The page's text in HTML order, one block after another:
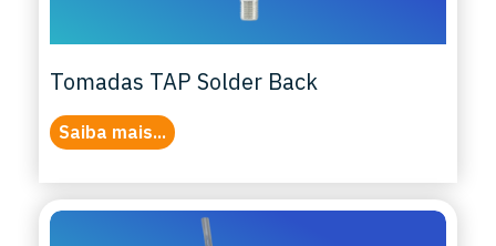
Tomadas TAP Solder Back
Saiba mais...